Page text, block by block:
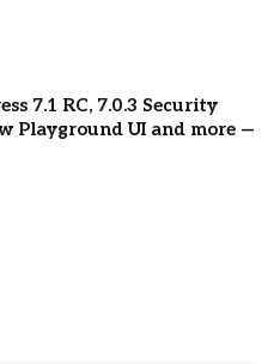
7.1 RC, 7.0.3 Security
Playground UI and more —